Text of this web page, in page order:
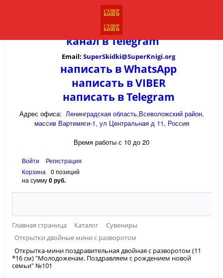
канал вTelegram
Email: SuperSkidki@SuperKnigi.org
написать в WhatsApp
написать в VIBER
написать в Telegram
Адрес офиса: Ленинградская область,Всеволожский район,
массив Вартемяги-1, ул Центральная д 11, Россия
Время работы с 10 до 20
Войти
Регистрация
Корзина
0 позиций
на сумму0 руб.
Главная страница Каталог
Сувениры
Открытки двойные мини с разворотом
Открытка-мини поздравительная двойная с разворотом (11
*16 см) "Молодоженам. Поздравляем с рождением новой
семьи" №101